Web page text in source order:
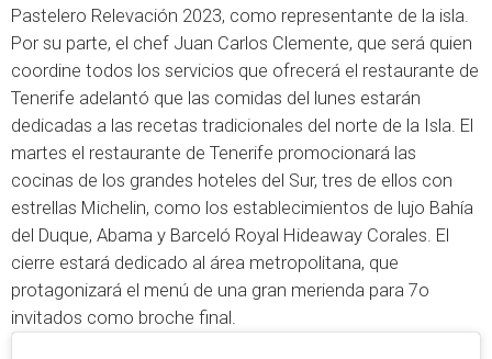
Pastelero Relevación 2023, como representante de la isla.
Por su parte, el chef Juan Carlos Clemente, que será quien
coordine todos los servicios que ofrecerá el restaurante de
Tenerife adelantó que las comidas del lunes estarán
dedicadas a las recetas tradicionales del norte de la Isla. El
martes el restaurante de Tenerife promocionará las
cocinas de los grandes hoteles del Sur, tres de ellos con
estrellas Michelin, como los establecimientos de lujo Bahía
del Duque, Abama y Barceló Royal Hideaway Corales. El
cierre estará dedicado al área metropolitana, que
protagonizará el menú de una gran merienda para 7o
invitados como broche final.